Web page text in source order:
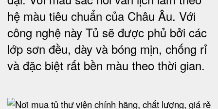
hệ màu tiêu chuẩn của Châu Âu. Với
công nghệ này Tủ sẽ được phủ bởi các
lớp sơn đều, dày và bóng mịn, chống rỉ
và đặc biệt rất bền màu theo thời gian.